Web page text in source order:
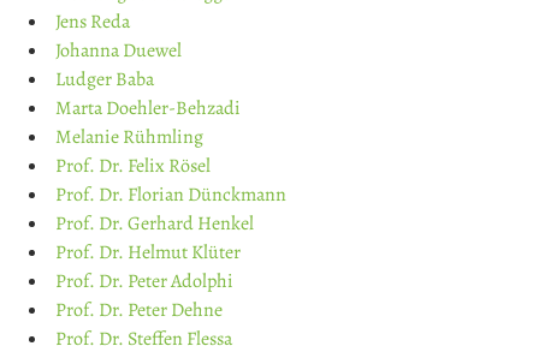
Jens Reda
Johanna Duewel
Ludger Baba
Marta Doehler-Behzadi
Melanie Rühmling
Prof. Dr. Felix Rösel
Prof. Dr. Florian Dünckmann
Prof. Dr. Gerhard Henkel
Prof. Dr. Helmut Klüter
Prof. Dr. Peter Adolphi
Prof. Dr. Peter Dehne
Prof. Dr. Steffen Flessa